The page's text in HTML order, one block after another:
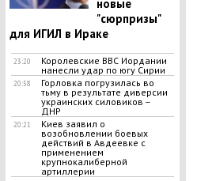
новые
"сюрпризы"
для ИГИЛ в Ираке
23:20
Королевские ВВС Иордании
нанесли удар по югу Сирии
20:58
Горловка погрузилась во
тьму в результате диверсии
украинских силовиков –
ДНР
20:21
Киев заявил о
возобновлении боевых
действий в Авдеевке с
применением
крупнокалиберной
артиллерии